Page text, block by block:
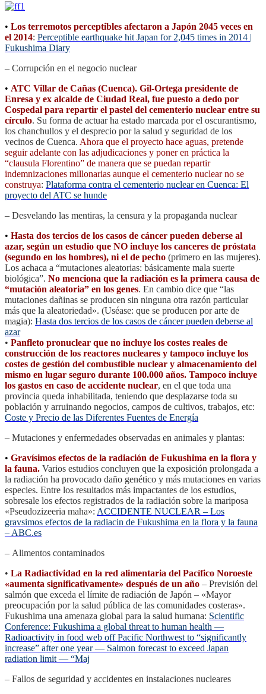
• Los terremotos perceptibles afectaron a Japón 2045 veces en
el 2014: Perceptible earthquake hit Japan for 2,045 times in 2014 |
Fukushima Diary
– Corrupción en el negocio nuclear
• ATC Villar de Cañas (Cuenca). Gil-Ortega presidente de
Enresa y ex alcalde de Ciudad Real, fue puesto a dedo por
Cospedal para repartir el pastel del cementerio nuclear entre su
círculo. Su forma de actuar ha estado marcada por el oscurantismo,
los chanchullos y el desprecio por la salud y seguridad de los
vecinos de Cuenca. Ahora que el proyecto hace aguas, pretende
seguir adelante con las adjudicaciones y poner en práctica la
“clausula Florentino” de manera que se puedan repartir
indemnizaciones millonarias aunque el cementerio nuclear no se
construya: Plataforma contra el cementerio nuclear en Cuenca: El
proyecto del ATC se hunde
– Desvelando las mentiras, la censura y la propaganda nuclear
• Hasta dos tercios de los casos de cáncer pueden deberse al
azar, según un estudio que NO incluye los canceres de próstata
(segundo en los hombres), ni el de pecho (primero en las mujeres).
Los achaca a “mutaciones aleatorias: básicamente mala suerte
biológica”. No menciona que la radiación es la primera causa de
“mutación aleatoria” en los genes. En cambio dice que “las
mutaciones dañinas se producen sin ninguna otra razón particular
más que la aleatoriedad». (Uséase: que se producen por arte de
magia): Hasta dos tercios de los casos de cáncer pueden deberse al
azar
• Panfleto pronuclear que no incluye los costes reales de
construcción de los reactores nucleares y tampoco incluye los
costes de gestión del combustible nuclear y almacenamiento del
mismo en lugar seguro durante 100.000 años. Tampoco incluye
los gastos en caso de accidente nuclear, en el que toda una
provincia queda inhabilitada, teniendo que desplazarse toda su
población y arruinando negocios, campos de cultivos, trabajos, etc:
Coste y Precio de las Diferentes Fuentes de Energía
– Mutaciones y enfermedades observadas en animales y plantas:
• Gravísimos efectos de la radiación de Fukushima en la flora y
la fauna. Varios estudios concluyen que la exposición prolongada a
la radiación ha provocado daño genético y más mutaciones en varias
especies. Entre los resultados más impactantes de los estudios,
sobresale los efectos registrados de la radiación sobre la mariposa
«Pseudozizeeria maha»: ACCIDENTE NUCLEAR – Los
gravsimos efectos de la radiacin de Fukushima en la flora y la fauna
– ABC.es
– Alimentos contaminados
• La Radiactividad en la red alimentaria del Pacífico Noroeste
«aumenta significativamente» después de un año – Previsión del
salmón que exceda el límite de radiación de Japón – «Mayor
preocupación por la salud pública de las comunidades costeras».
Fukushima una amenaza global para la salud humana: Scientific
Conference: Fukushima a global threat to human health —
Radioactivity in food web off Pacific Northwest to “significantly
increase” after one year — Salmon forecast to exceed Japan
radiation limit — “Maj
– Fallos de seguridad y accidentes en instalaciones nucleares